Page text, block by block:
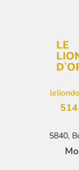
5840,